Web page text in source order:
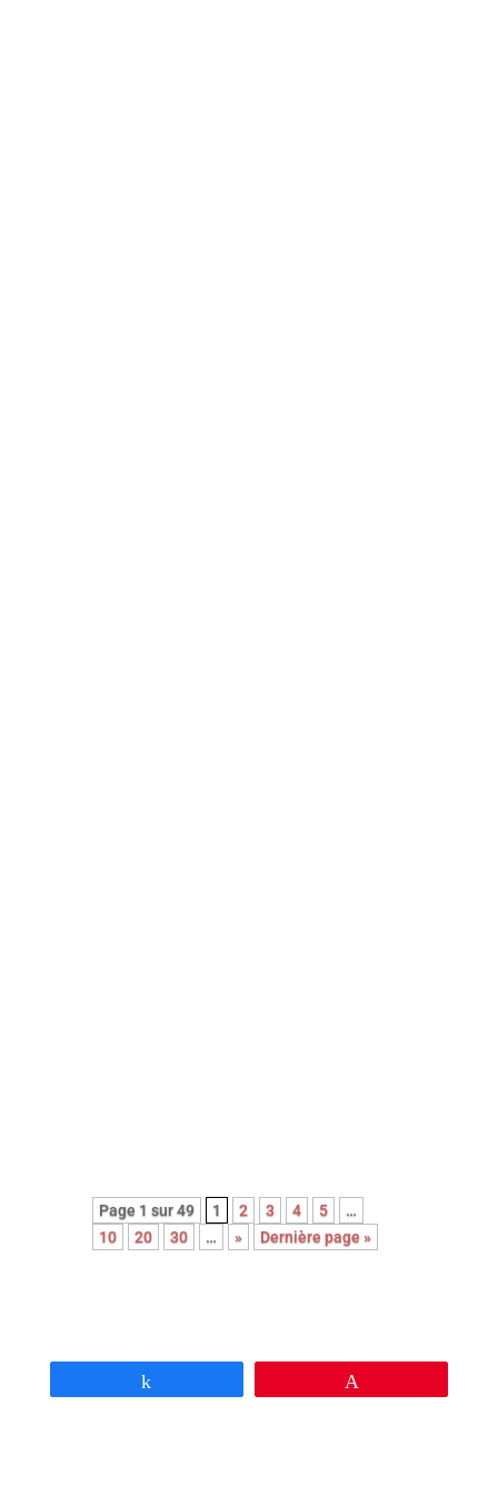
Page 1 sur 49 1 2 3 4 5
…
10
20 30 … » Dernière page »